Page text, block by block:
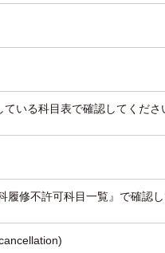
いる科目表で確認してくださ
修不許可科目一覧』で確認し